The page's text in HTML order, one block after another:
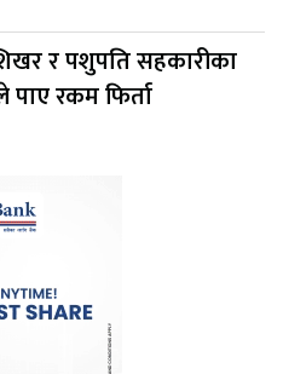
र पशुपति सहकारीका
रकम फिर्ता